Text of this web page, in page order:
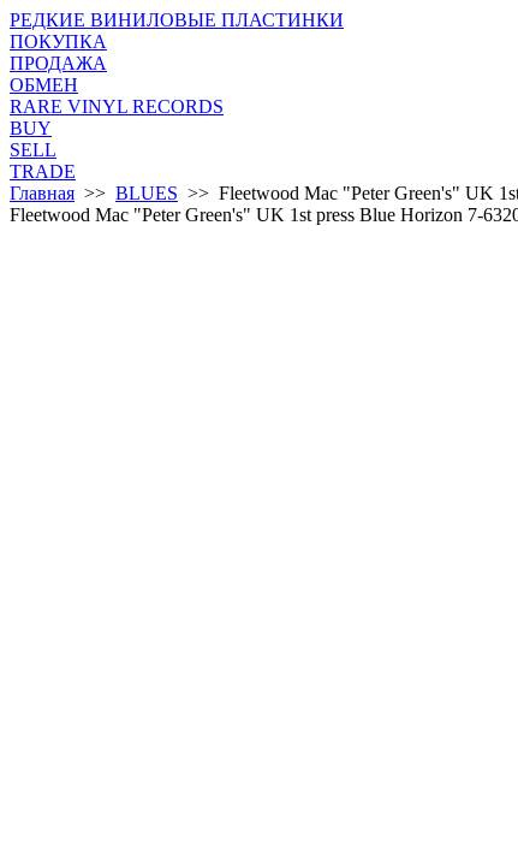
РЕДКИЕ ВИНИЛОВЫЕ ПЛАСТИНКИ
ПОКУПКА
ПРОДАЖА
ОБМЕН
RARE VINYL RECORDS
BUY
SELL
TRADE
Главная >> BLUES >> Fleetwood Mac "Peter Green's" UK
Fleetwood Mac "Peter Green's" UK 1st press Blue Horizon 7-